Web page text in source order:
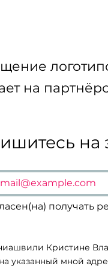
на
на
Кристине
указанный мной